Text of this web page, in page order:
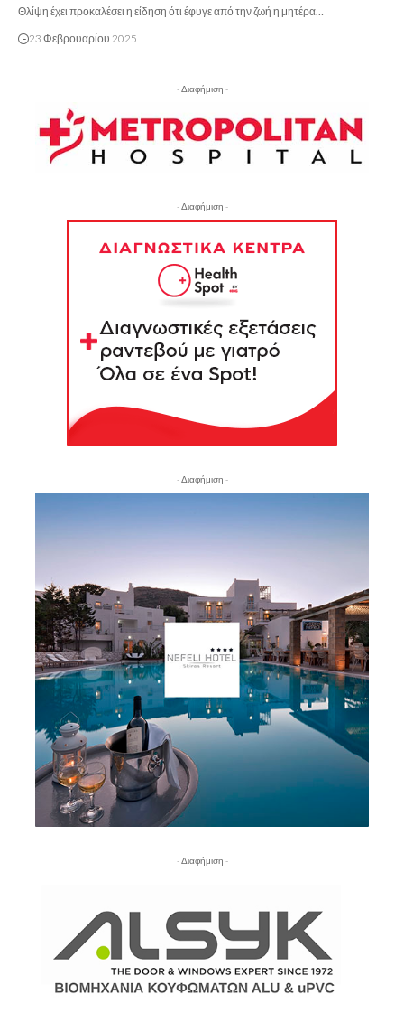
Θλίψη έχει προκαλέσει η είδηση ότι έφυγε από την ζωή η μητέρα…
23 Φεβρουαρίου 2025
- Διαφήμιση -
- Διαφήμιση -
- Διαφήμιση -
- Διαφήμιση -